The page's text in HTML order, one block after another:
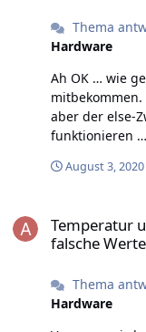
Thema
Hardware
Ah OK … wie
aber der else-
funktionieren … Ich würde also eher mal tippen daß
Deutet dieser
August 3,
Temperatur
falsche Werte
Thema
Hardware